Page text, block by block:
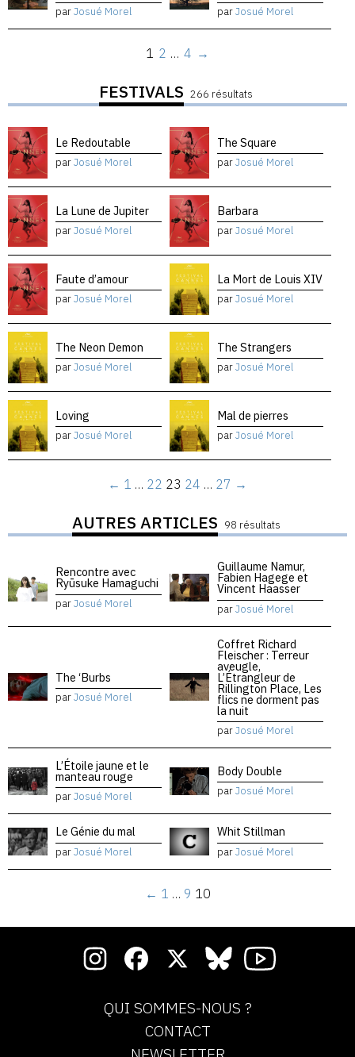
parJosué Morel parJosué Morel
1 2 … 4 →
FESTIVALS 266 résultats
Le Redoutable
parJosué Morel
The Square
parJosué Morel
La Lune de Jupiter
parJosué Morel
Barbara
parJosué Morel
Faute d’amour
parJosué Morel
La Mort de Louis XIV
parJosué Morel
The Neon Demon
parJosué Morel
The Strangers
parJosué Morel
Loving
parJosué Morel
Mal de pierres
parJosué Morel
← 1 … 22 23 24 … 27 →
AUTRES ARTICLES 98 résultats
Rencontre avec
Ryūsuke Hamaguchi
parJosué Morel
Guillaume Namur,
Fabien Hagege et
Vincent Haasser
parJosué Morel
The ‘Burbs
parJosué Morel
Coffret Richard
Fleischer : Terreur
aveugle,
L’Étrangleur de
Rillington Place, Les
flics ne dorment pas
la nuit
parJosué Morel
L’Étoile jaune et le
manteau rouge
parJosué Morel
Body Double
parJosué Morel
Le Génie du mal
parJosué Morel
Whit Stillman
parJosué Morel
← 1 … 9 10
QUI SOMMES-NOUS ?
CONTACT